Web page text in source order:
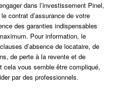
dans l’investissement Pinel,
contrat d’assurance de votre
des garanties indispensables
Pour information, le
d’absence de locataire, de
de perte à la revente et de
cela vous semble être compliqué,
par des professionnels.